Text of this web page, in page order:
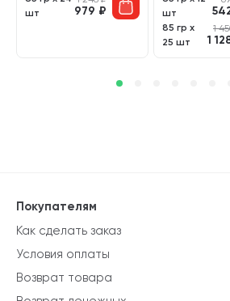
шт
979 ₽
шт
85 гр х
25 шт
1
1
Покупателям
Как сделать заказ
Условия оплаты
Возврат товара